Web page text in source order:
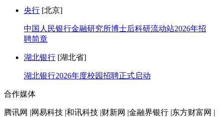
央行 [北京]
中国人民银行金融研究所博士后科研流动站2026年招
聘简章
湖北银行 [湖北省]
湖北银行2026年度校园招聘正式启动
合作媒体
腾讯网 |网易科技 |和讯科技 |财新网 |金融界银行 |东方财富网 |